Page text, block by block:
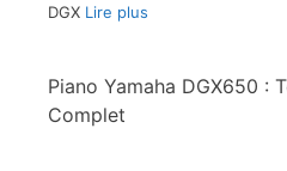
DGX Lire plus
Piano Yamaha DGX650 :
Complet